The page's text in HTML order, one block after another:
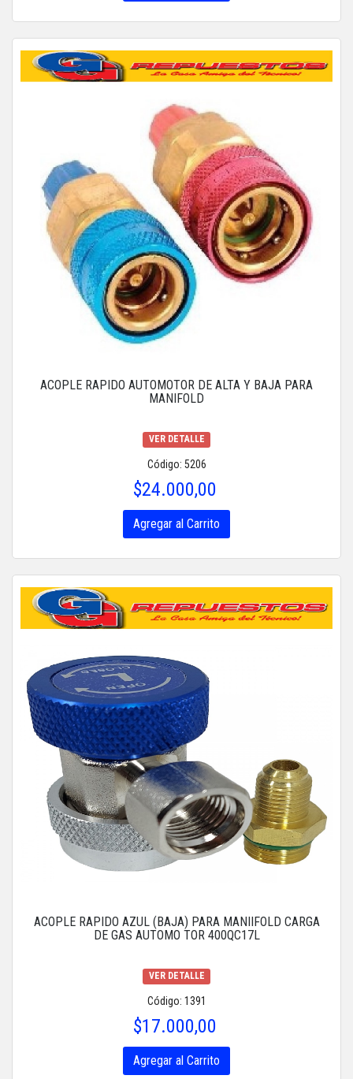
ACOPLE RAPIDO AUTOMOTOR DE ALTA Y BAJA PARA
MANIFOLD
VER DETALLE
Código: 5206
$24.000,00
Agregar al Carrito
ACOPLE RAPIDO AZUL (BAJA) PARA MANIIFOLD CARGA
DE GAS AUTOMO TOR 400QC17L
VER DETALLE
Código: 1391
$17.000,00
Agregar al Carrito